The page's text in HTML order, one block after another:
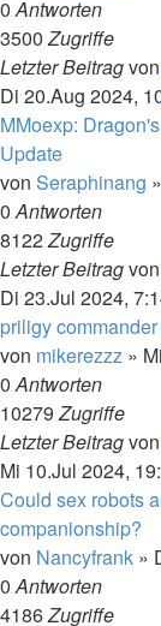
0Antworten
3500Zugriffe
Letzter Beitragvon
Di 20.Aug 2024,
MMoexp:
Update
von Seraphinang »
0Antworten
8122Zugriffe
Letzter Beitragvon
Di 23.Jul 2024,
priligy
von mikerezzz »
0Antworten
10279Zugriffe
Letzter Beitragvon
Mi 10.Jul 2024,
Could sex robots
companionship?
von Nancyfrank »
0Antworten
4186Zugriffe